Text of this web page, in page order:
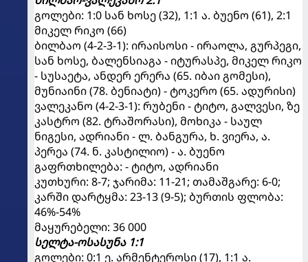
გოლები: 1:0 სან ხოსე (32), 1:1 ა. ბუენო (61), 2:1
მიკელ რიკო (66)
ბილბაო (4-2-3-1): ირაისოსი - ირაოლა, გურპეგი,
სან ხოსე, ბალენსიაგა - იტურასპე, მიკელ რიკო
- სუსაეტა, ანდერ ერერა (65. იბაი გომესი),
მუნიაინი (78. ბენიატი) - ტოკერო (65. ადურისი)
ვალეკანო (4-2-3-1): რუბენი - ტიტო, გალვესი, ზე
კასტრო (82. ტრაშორასი), მოხიკა - საულ
ნიგესი, ადრიანი - ლ. ბანგურა, ხ. ვიერა, ა.
პერეა (74. ნ. კასტილიო) - ა. ბუენო
გაფრთხილება: - ტიტო, ადრიანი
კუთხური: 8-7; ჯარიმა: 11-21; თამაშგარე: 6-0;
კარში დარტყმა: 23-13 (9-5); ბურთის ფლობა:
46%-54%
მაყურებელი: 36 000
სელტა-ოსასუნა 1:1
გოლები: 0:1 ე. არმენტეროსი (17), 1:1 ა.